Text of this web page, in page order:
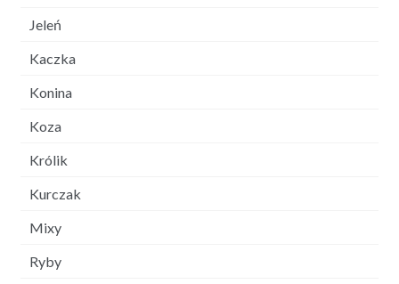
Jeleń
Kaczka
Konina
Koza
Królik
Kurczak
Mixy
Ryby